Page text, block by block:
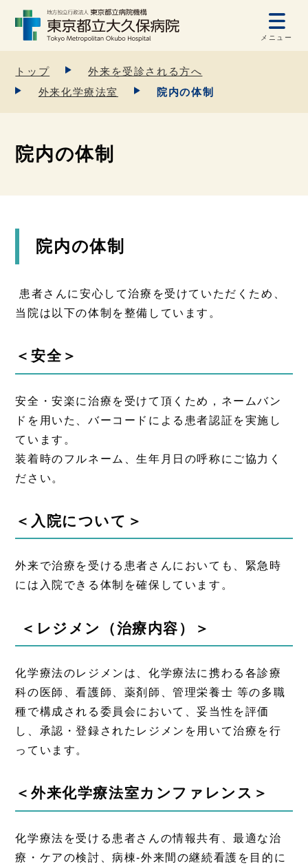
メニュー
トップ
外来を受診される方へ
外来化学療法室
院内の体制
院内の体制
院内の体制
患者さんに安心して治療を受けていただくため、
当院は以下の体制を整備しています。
＜安全＞
安全・安楽に治療を受けて頂くため，ネームバン
ドを用いた、バーコードによる患者認証を実施し
ています。
装着時のフルネーム、生年月日の呼称にご協力く
ださい。
＜入院について＞
外来で治療を受ける患者さんにおいても、緊急時
には入院できる体制を確保しています。
＜レジメン（治療内容）＞
化学療法のレジメンは、化学療法に携わる各診療
科の医師、看護師、薬剤師、管理栄養士 等の多職
種で構成される委員会において、妥当性を評価
し、承認・登録されたレジメンを用いて治療を行
っています。
＜外来化学療法室カンファレンス＞
化学療法を受ける患者さんの情報共有、最適な治
療・ケアの検討、病棟‐外来間の継続看護を目的に